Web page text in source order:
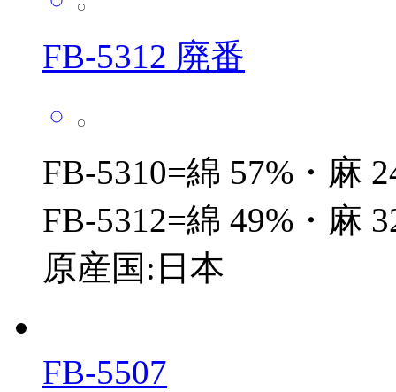
FB-5312 廃番
FB-5310=綿 57%・麻
FB-5312=綿 49%・麻
原産国:日本
FB-5507